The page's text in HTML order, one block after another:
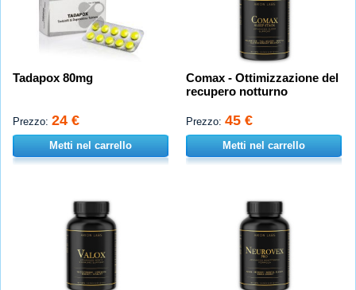
Tadapox 80mg
Prezzo: 24 €
Metti nel carrello
Comax - Ottimizzazione del
recupero notturno
Prezzo: 45 €
Metti nel carrello